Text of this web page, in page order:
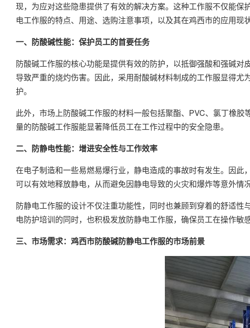
现，为应对这些隐患提供了有效的解决方案。这种工作服不仅能
电工作服的特点、用途、选购注意事项，以及其在鸡西市的应用现状
一、防酸碱性能：保护员工的首要任务
防酸碱工作服的核心功能是提供有效的防护，以抵御强酸和强碱
导致严重的烧灼伤害。因此，采用耐酸碱材料制成的工作服显得
护。
此外，市场上防酸碱工作服的材料一般包括聚酯、PVC、氯丁橡
量的防酸碱工作服能显著降低员工在工作过程中的安全隐患。
二、防静电性能：增进安全性与工作效率
在电子制造和一些易燃易爆行业，静电造成的事故时有发生。因此
可以有效地释放静电，从而避免因静电导致的火灾和爆炸等意外情况
防静电工作服的设计不仅注重功能性，同时也兼顾到穿着的舒适
电防护培训的同时，也积极发放防静电工作服，确保员工在操作敏
三、市场需求：鸡西市防酸碱防静电工作服的市场前景